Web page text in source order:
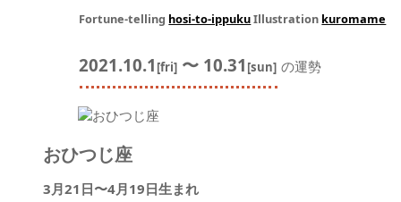
Fortune-telling hosi-to-ippukuIllustration kuromame
2021.10.1 [fri] 〜 10.31 [sun] の運勢
おひつじ座
3月21日〜4月19日生まれ